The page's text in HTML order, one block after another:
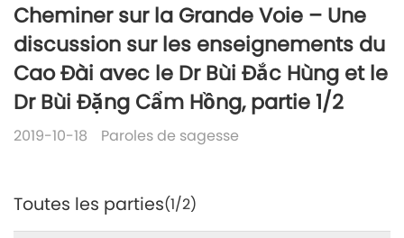
Cheminer sur la Grande Voie – Une
discussion sur les enseignements du
Cao Đài avec le Dr Bùi Đắc Hùng et le
Dr Bùi Đặng Cẩm Hồng, partie 1/2
2019-10-18 Paroles de sagesse
Toutes les parties(1/2)